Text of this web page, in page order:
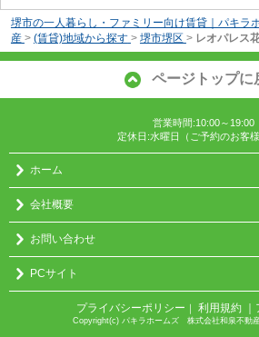
堺市の一人暮らし・ファミリー向け賃貸｜パキ
産 > (賃貸)地域から探す > 堺市堺区 > レオパレス
ページトップに
営業時間:10:00～19:00
定休日:水曜日（ご予約のお客様
ホーム
会社概要
お問い合わせ
PCサイト
プライバシーポリシー 利用規約
Copyright(c) パキラホームズ 株式会社和泉不動